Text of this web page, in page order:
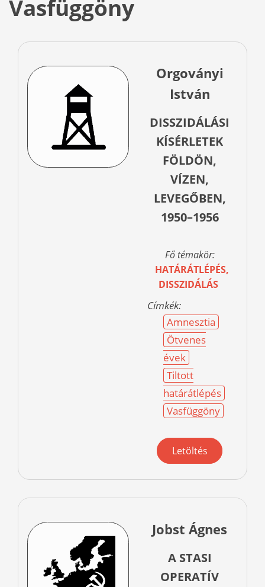
Vasfüggöny
Orgoványi
István
DISSZIDÁLÁSI
KÍSÉRLETEK
FÖLDÖN,
VÍZEN,
LEVEGŐBEN,
1950–1956
Fő témakör:
HATÁRÁTLÉPÉS,
DISSZIDÁLÁS
Címkék:
Amnesztia
Ötvenes
évek
Tiltott
határátlépés
Vasfüggöny
Letöltés
Jobst Ágnes
A STASI
OPERATÍV